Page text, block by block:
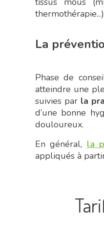
thermothérapie...)
La
Phase de
atteindre une
suivies par la
d’une bonne
douloureux.
En général, la
appliqués à